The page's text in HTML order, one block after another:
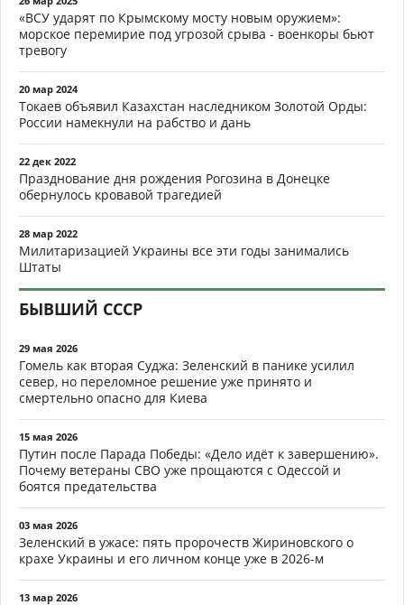
«ВСУ ударят по Крымскому мосту новым оружием»:
морское перемирие под угрозой срыва - военкоры бьют
тревогу
20 мар 2024
Токаев объявил Казахстан наследником Золотой Орды:
России намекнули на рабство и дань
22 дек 2022
Празднование дня рождения Рогозина в Донецке
обернулось кровавой трагедией
28 мар 2022
Милитаризацией Украины все эти годы занимались
Штаты
БЫВШИЙ СССР
29 мая 2026
Гомель как вторая Суджа: Зеленский в панике усилил
север, но переломное решение уже принято и
смертельно опасно для Киева
15 мая 2026
Путин после Парада Победы: «Дело идёт к завершению».
Почему ветераны СВО уже прощаются с Одессой и
боятся предательства
03 мая 2026
Зеленский в ужасе: пять пророчеств Жириновского о
крахе Украины и его личном конце уже в 2026-м
13 мар 2026